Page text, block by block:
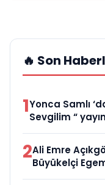
🔥 Son
1Yonca Samlı
Sevgilim “
2Ali Emre
Büyükelçi